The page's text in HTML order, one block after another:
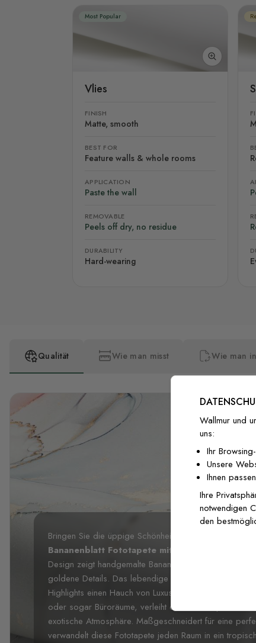
Most Popular
Vlies
FINISH
Matte, smooth
BEST FOR
Feature walls & whole rooms
APPLICATION
Paste the wall
REMOVABLE
Peels off dry, no residue
DURABILITY
Hard-wearing
Qualität Wie man misst Wie man
Bringen Sie die üppige Schönheit der Tropen in Ihr
Bananenblatt Fototapete mit Faux Gold Details
Design zeigt handgemalte Bananenblätter in satten
goldene Details. Das lebendige Laub schafft ein
Highlights einen Hauch von Luxus und Eleganz
oder sogar Büroräume, verleiht diese Fototapete
exotische Atmosphäre. Maßgeschneidert für eine
verwandelt diese Fototapete jeden Raum in ein
Wallmur und
uns:
Ihr
Unsere
Ihnen
Ihre
notwendigen
den